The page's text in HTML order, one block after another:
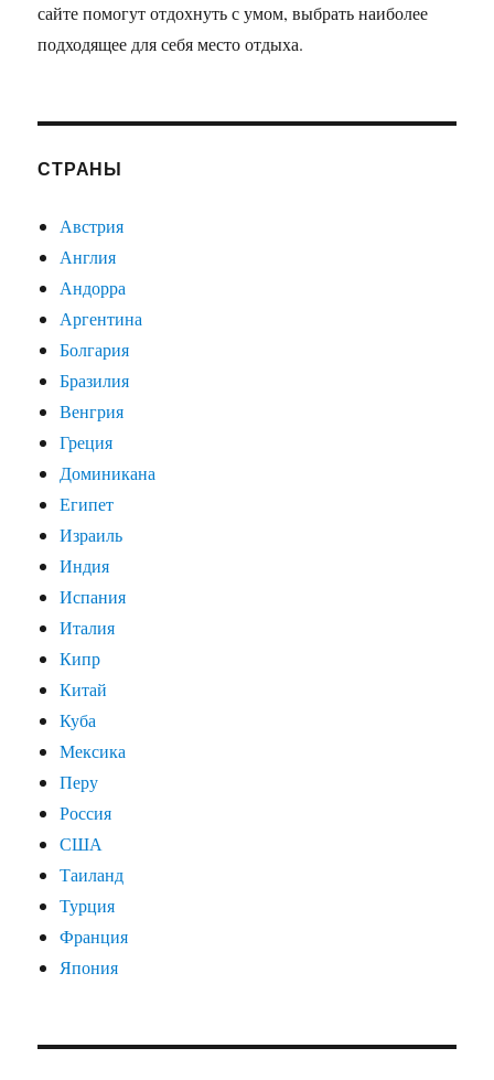
сайте помогут отдохнуть с умом, выбрать наиболее
подходящее для себя место отдыха.
СТРАНЫ
Австрия
Англия
Андорра
Аргентина
Болгария
Бразилия
Венгрия
Греция
Доминикана
Египет
Израиль
Индия
Испания
Италия
Кипр
Китай
Куба
Мексика
Перу
Россия
США
Таиланд
Турция
Франция
Япония